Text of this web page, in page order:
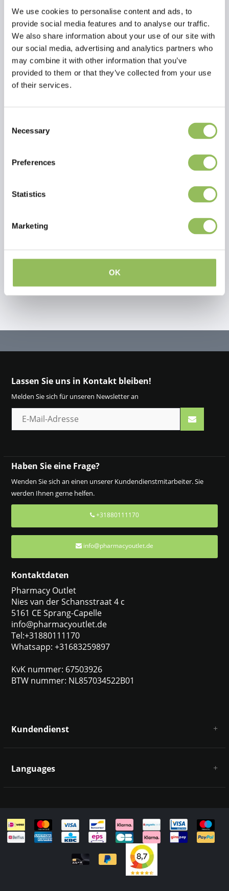
We use cookies to personalise content and ads, to
provide social media features and to analyse our traffic.
We also share information about your use of our site with
our social media, advertising and analytics partners who
may combine it with other information that you’ve
provided to them or that they’ve collected from your use
of their services.
Selection
Necessary
Preferences
Statistics
Marketing
OK
Bewertungen
Lassen Sie uns in Kontakt bleiben!
Melden Sie sich für unseren Newsletter an
Haben Sie eine Frage?
Wenden Sie sich an einen unserer Kundendienstmitarbeiter. Sie
werden Ihnen gerne helfen.
+31880111170
info@pharmacyoutlet.de
Kontaktdaten
Pharmacy Outlet
Nies van der Schansstraat 4 c
5161 CE Sprang-Capelle
info@pharmacyoutlet.de
Tel:+31880111170
Whatsapp: +31683259897
KvK nummer: 67503926
BTW nummer: NL857034522B01
Kundendienst
Haftungsausschluss und Datenschutz
Sitemap
Languages
English